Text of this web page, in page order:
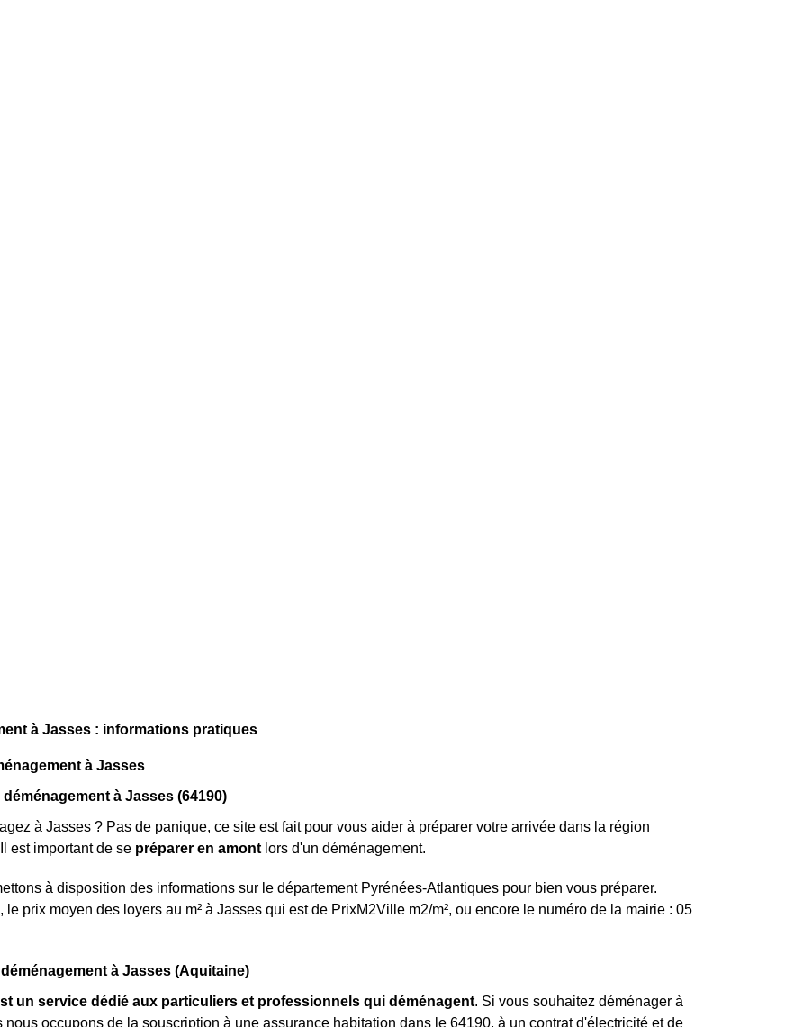
à Jasses : informations pratiques
à Jasses
déménagement à Jasses (64190)
à Jasses ? Pas de panique, ce site est fait pour vous aider à préparer votre arrivée dans la région
est important de se préparer en amont lors d'un déménagement.
à disposition des informations sur le département Pyrénées-Atlantiques pour bien vous préparer.
le prix moyen des loyers au m² à Jasses qui est de PrixM2Ville m2/m², ou encore le numéro de la mairie : 05
à Jasses (Aquitaine)
un service dédié aux particuliers et professionnels qui déménagent. Si vous souhaitez déménager à
nous occupons de la souscription à une assurance habitation dans le 64190, à un contrat d'électricité et de